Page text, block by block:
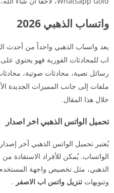
واتساب الذهبي 2026
يعد واتساب الذهبي واحداً من أحدث
اب للمحادثات الفورية فهو يحتوي
رسائل نصية، محادثات صوتية،
ملفات إلى جانب المميزات الجديدة
خلال هذا المقال.
تحميل الواتس الذهبي اخر اصدار
يُعتبر تحميل الواتس الذهبي آخر
الواتساب. يُمكن للأفراد الاستفادة
الذهبي، مثل تخصيص واجهة
وتنويهات تنزيل واتس اب الاصفر .